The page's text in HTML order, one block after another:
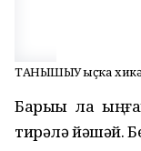
ТАНЫШЫУ Ҡыҫҡа
Барыһы ла
тирәлә йәшәй.